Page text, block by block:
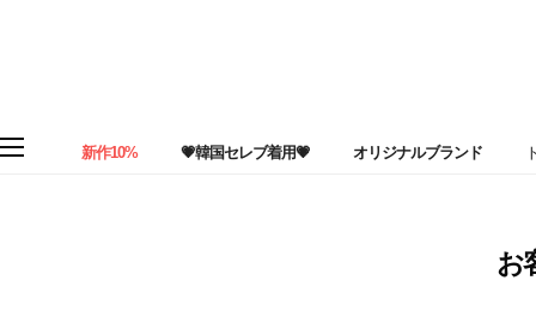
新作10% 💗韓国セレブ着用💗 オリジナルブランド
お